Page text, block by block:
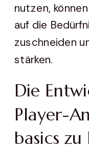
nutzen,
auf die
zuschneiden
stärken.
Die
Player-
basics